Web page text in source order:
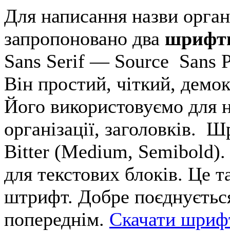
Для написання назви
запропоновано два
Sans Serif — Source Sans
Він простий, чіткий,
Його використовуємо для
організації,
Bitter (Medium, Semibold).
для текстових блоків. Це
штрифт. Добре
попереднім. Скачати